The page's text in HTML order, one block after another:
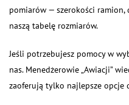
pomiarów — szerokości ramion,
naszą tabelę rozmiarów.
Jeśli potrzebujesz pomocy w
nas. Menedżerowie „Awiacji”
zaoferują tylko najlepsze